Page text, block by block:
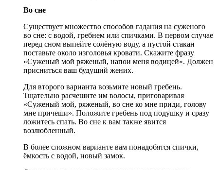
Во сне
Существует множество способов гадания на суженого
во сне: с водой, гребнем или спичками. В первом случае
перед сном выпейте солёную воду, а пустой стакан
поставьте около изголовья кровати. Скажите фразу
«Суженый мой ряженый, напои меня водицей». Должен
присниться ваш будущий жених.
Для второго варианта возьмите новый гребень.
Тщательно расчешите им волосы, приговаривая
«Суженый мой, ряженый, во сне ко мне приди, голову
мне причеши». Положите гребень под подушку и сразу
ложитесь спать. Во сне к вам также явится
возлюбленный.
В более сложном варианте вам понадобятся спички,
ёмкость с водой, новый замок.